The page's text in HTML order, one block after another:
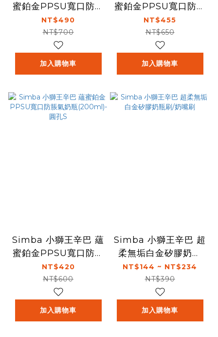
蜜鉑金PPSU寬口防脹
氣奶瓶(360ml)-十字
M
NT$490
NT$700
加入購物車
蜜鉑金PPSU寬口防脹
氣奶瓶(270ml)-十字
M
NT$455
NT$650
加入購物車
Simba 小獅王辛巴 蘊
蜜鉑金PPSU寬口防脹
氣奶瓶(200ml)-圓孔
S
NT$420
NT$600
加入購物車
Simba 小獅王辛巴 超
柔無垢白金矽膠奶瓶
刷/奶嘴刷
NT$144 ~ NT$234
NT$390
加入購物車